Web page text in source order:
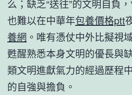
么；缺乏“送往”的文明自負
也難以在中華年包養價格ptt
養網 。唯有憑仗中外比擬視
甦醒熟悉本身文明的優長與
類文明進獻氣力的經過歷程
的自強與擔負。